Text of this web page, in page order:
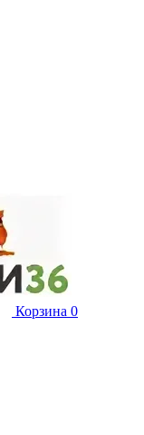
Корзина 0